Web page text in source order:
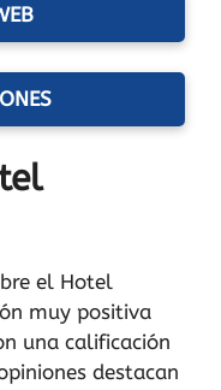
el Hotel
muy positiva
una calificación
destacan